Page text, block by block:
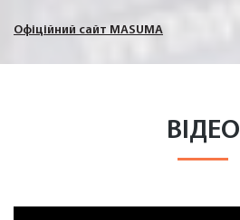
Офіційний сайт MASUMA
ВІДЕО